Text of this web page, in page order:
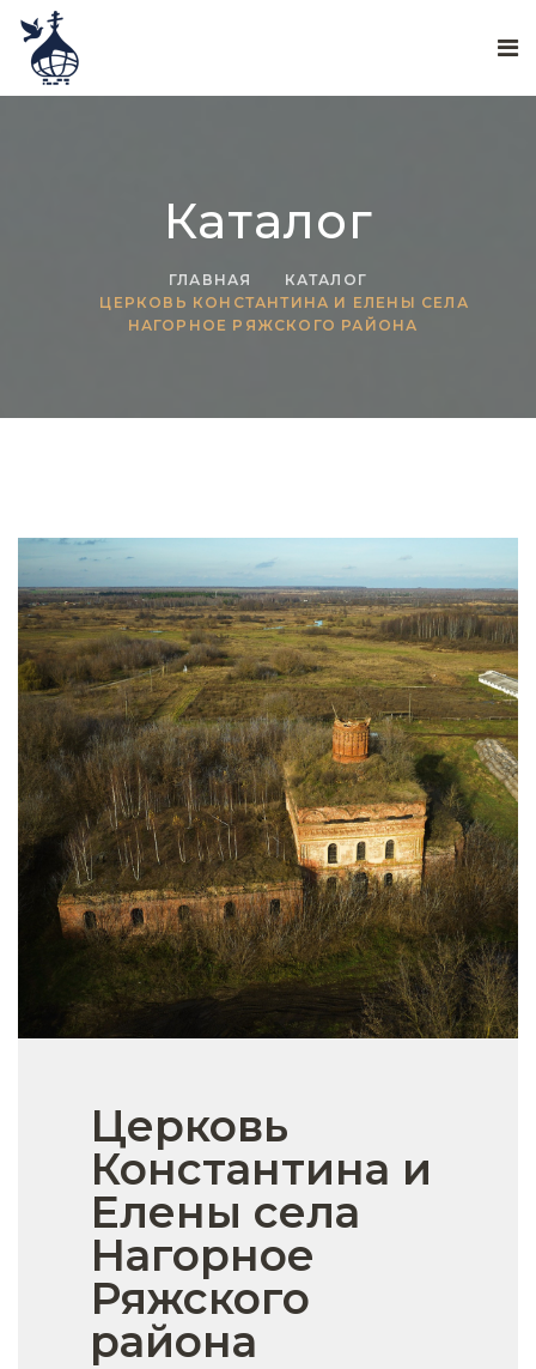
Каталог
ГЛАВНАЯ
КАТАЛОГ
ЦЕРКОВЬ КОНСТАНТИНА И ЕЛЕНЫ СЕЛА
НАГОРНОЕ РЯЖСКОГО РАЙОНА
Церковь
Константина и
Елены села
Нагорное
Ряжского
района